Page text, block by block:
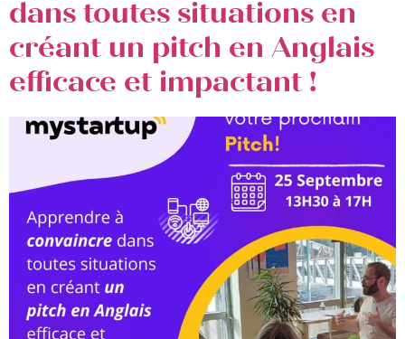
dans toutes situations en
créant un pitch en Anglais
efficace et impactant !